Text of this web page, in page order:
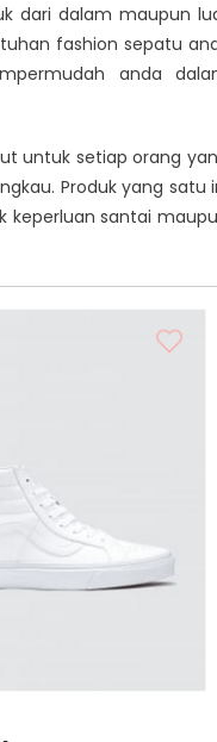
dari dalam maupun
fashion sepatu
anda
untuk setiap orang
Produk yang satu
keperluan santai